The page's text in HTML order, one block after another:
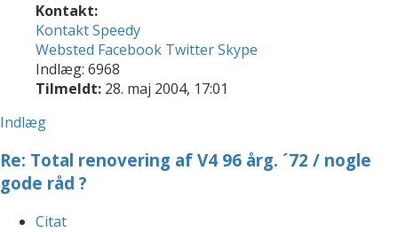
Kontakt:
Kontakt Speedy
Websted Facebook TwitterSkype
Indlæg: 6968
Tilmeldt: 28. maj 2004, 17:01
Indlæg
Re: Total renovering af V4 96 årg. ´72 / nogle
gode råd ?
Citat